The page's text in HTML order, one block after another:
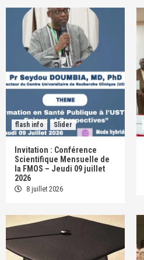
flash info Slider
Invitation : Conférence
Scientifique Mensuelle de
la FMOS – Jeudi 09 juillet
2026
8 juillet 2026